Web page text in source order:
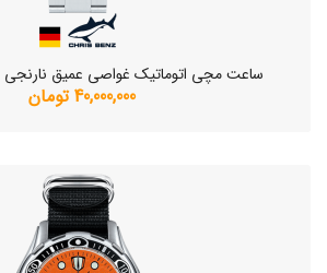
ساعت مچی اتوماتیک غواصی عمیق نارنجی CB-500A-O-MB
40,000,000 تومان